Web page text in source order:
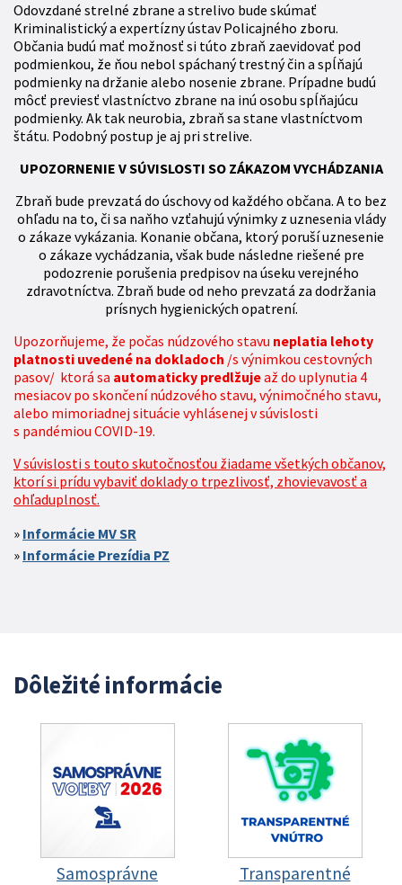
Odovzdané strelné zbrane a strelivo bude skúmať
Kriminalistický a expertízny ústav Policajného zboru.
Občania budú mať možnosť si túto zbraň zaevidovať pod
podmienkou, že ňou nebol spáchaný trestný čin a spĺňajú
podmienky na držanie alebo nosenie zbrane. Prípadne budú
môcť previesť vlastníctvo zbrane na inú osobu spĺňajúcu
podmienky. Ak tak neurobia, zbraň sa stane vlastníctvom
štátu. Podobný postup je aj pri strelive.
UPOZORNENIE V SÚVISLOSTI SO ZÁKAZOM VYCHÁDZANIA
Zbraň bude prevzatá do úschovy od každého občana. A to bez
ohľadu na to, či sa naňho vzťahujú výnimky z uznesenia vlády
o zákaze vykázania. Konanie občana, ktorý poruší uznesenie
o zákaze vychádzania, však bude následne riešené pre
podozrenie porušenia predpisov na úseku verejného
zdravotníctva. Zbraň bude od neho prevzatá za dodržania
prísnych hygienických opatrení.
Upozorňujeme, že počas núdzového stavu neplatia lehoty
platnosti uvedené na dokladoch /s výnimkou cestovných
pasov/ ktorá sa automaticky predlžujeaž do uplynutia 4
mesiacov po skončení núdzového stavu, výnimočného stavu,
alebo mimoriadnej situácie vyhlásenej v súvislosti
s pandémiou COVID-19.
V súvislosti s touto skutočnosťou žiadame všetkých občanov,
ktorí si prídu vybaviť doklady o trpezlivosť, zhovievavosť a
ohľaduplnosť.
Informácie MV SR
Informácie Prezídia PZ
Dôležité informácie
Samosprávne
Transparentné